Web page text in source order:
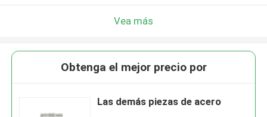
Vea más
Obtenga el mejor precio por
Las demás piezas de acero